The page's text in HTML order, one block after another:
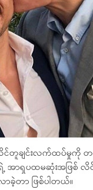
တူချင်းလက်ထပ်မှုကို တရ
အာရှပထမဆုံးအဖြ
ာခဲ့တာ ဖြစ်ပါတယ်။